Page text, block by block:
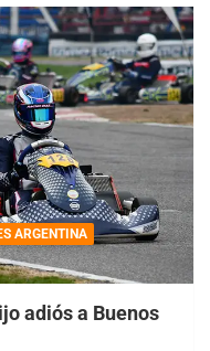
ARGENTINA
adiós a Buenos